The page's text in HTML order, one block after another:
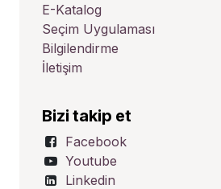
E-Katalog
Seçim Uygulaması
Bilgilendirme
İletişim
Bizi takip et
Facebook
Youtube
Linkedin